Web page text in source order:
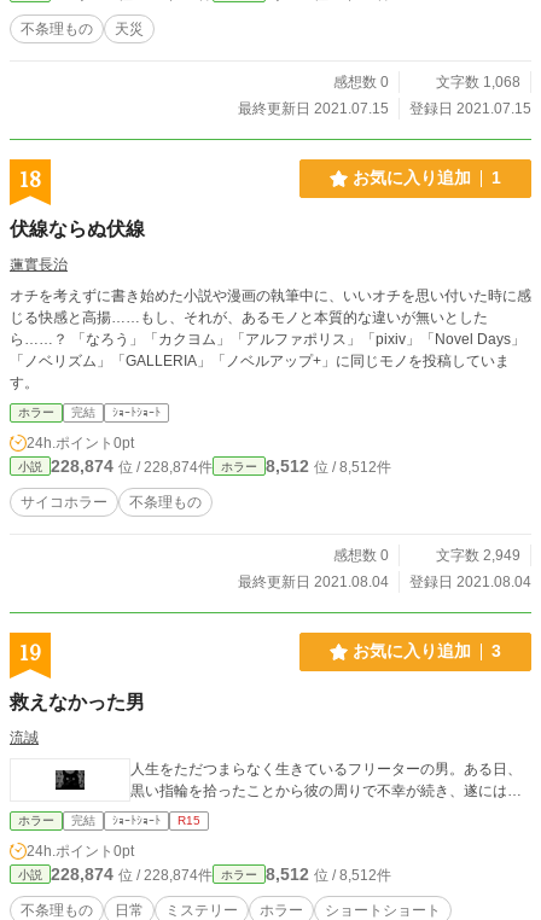
不条理もの 天災
感想数 0
文字数 1,068
最終更新日 2021.07.15
登録日 2021.07.15
18 お気に入り追加 1
伏線ならぬ伏線
蓮實長治
オチを考えずに書き始めた小説や漫画の執筆中に、いいオチを思い付いた時に感
じる快感と高揚……もし、それが、あるモノと本質的な違いが無いとした
ら……？ 「なろう」「カクヨム」「アルファポリス」「pixiv」「Novel Days」
「ノベリズム」「GALLERIA」「ノベルアップ+」に同じモノを投稿していま
す。
ホラー 完結 ｼｮｰﾄｼｮｰﾄ
24h.ポイント 0pt
小説 228,874 位 / 228,874件 ホラー 8,512 位 / 8,512件
サイコホラー 不条理もの
感想数 0
文字数 2,949
最終更新日 2021.08.04
登録日 2021.08.04
19 お気に入り追加 3
救えなかった男
流誠
人生をただつまらなく生きているフリーターの男。ある日、
黒い指輪を拾ったことから彼の周りで不幸が続き、遂には…
ホラー 完結 ｼｮｰﾄｼｮｰﾄ R15
24h.ポイント 0pt
小説 228,874 位 / 228,874件 ホラー 8,512 位 / 8,512件
不条理もの 日常 ミステリー ホラー
ショートショート